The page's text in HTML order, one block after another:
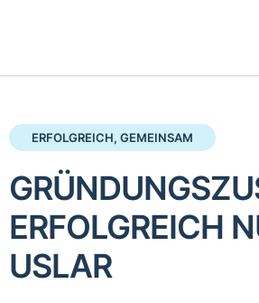
ERFOLGREICH, GEMEINSAM
ERFOLGREICH
USLAR